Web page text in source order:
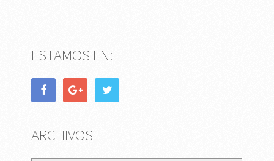
ESTAMOS EN:
ARCHIVOS